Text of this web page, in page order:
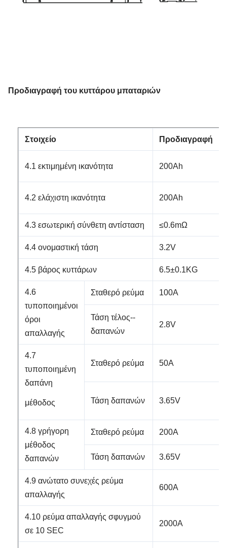
Προδιαγραφή του κυττάρου μπαταριών
Στοιχείο Προδιαγραφή
4.1 εκτιμημένη ικανότητα 200Ah
4.2 ελάχιστη ικανότητα 200Ah
4.3 εσωτερική σύνθετη αντίσταση ≤0.6mΩ
4.4 ονομαστική τάση 3.2V
4.5 βάρος κυττάρων 6.5±0.1KG
4.6
τυποποιημένοι
όροι
απαλλαγής
Σταθερό ρεύμα 100A
Τάση τέλος--
δαπανών
2.8V
4.7
τυποποιημένη
δαπάνη
μέθοδος
Σταθερό ρεύμα 50A
Τάση δαπανών 3.65V
4.8 γρήγορη
μέθοδος
δαπανών
Σταθερό ρεύμα 200A
Τάση δαπανών 3.65V
4.9 ανώτατο συνεχές ρεύμα
απαλλαγής
600A
4.10 ρεύμα απαλλαγής σφυγμού
σε 10 SEC
2000A